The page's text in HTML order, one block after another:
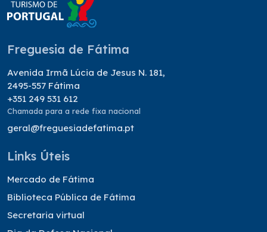
Freguesia de Fátima
Avenida Irmã Lúcia de Jesus N. 181,
2495-557 Fátima
+351 249 531 612
Chamada para a rede fixa nacional
geral@freguesiadefatima.pt
Links Úteis
Mercado de Fátima
Biblioteca Pública de Fátima
Secretaria virtual